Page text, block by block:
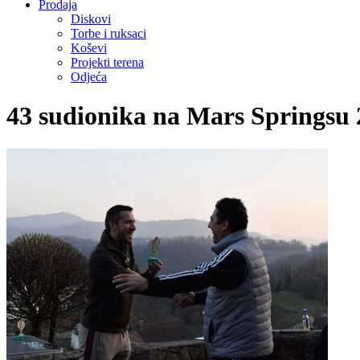
Prodaja
Diskovi
Torbe i ruksaci
Koševi
Projekti terena
Odjeća
43 sudionika na Mars Springsu